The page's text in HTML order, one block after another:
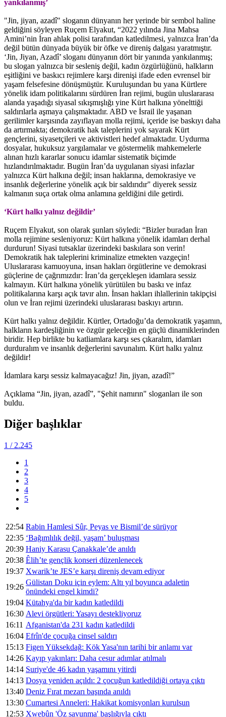
yankılanmış’
"Jin, jiyan, azadî" sloganın dünyanın her yerinde bir sembol haline
geldiğini söyleyen Ruçem Elyakut, “2022 yılında Jina Mahsa
Amini’nin İran ahlak polisi tarafından katledilmesi, yalnızca İran’da
değil bütün dünyada büyük bir öfke ve direniş dalgası yaratmıştır.
‘Jin, Jiyan, Azadî’ sloganı dünyanın dört bir yanında yankılanmış;
bu slogan yalnızca bir sesleniş değil, kadın özgürlüğünü, halkların
eşitliğini ve baskıcı rejimlere karşı direnişi ifade eden evrensel bir
yaşam felsefesine dönüşmüştür. Kuruluşundan bu yana Kürtlere
yönelik idam politikalarını sürdüren İran rejimi, bugün uluslararası
alanda yaşadığı siyasal sıkışmışlığı yine Kürt halkına yönelttiği
saldırılarla aşmaya çalışmaktadır. ABD ve İsrail ile yaşanan
gerilimler karşısında zayıflayan molla rejimi, içeride ise baskıyı daha
da artırmakta; demokratik hak taleplerini yok sayarak Kürt
gençlerini, siyasetçileri ve aktivistleri hedef almaktadır. Uydurma
dosyalar, hukuksuz yargılamalar ve göstermelik mahkemelerle
alınan hızlı kararlar sonucu idamlar sistematik biçimde
hızlandırılmaktadır. Bugün İran’da uygulanan siyasi infazlar
yalnızca Kürt halkına değil; insan haklarına, demokrasiye ve
insanlık değerlerine yönelik açık bir saldırıdır" diyerek sessiz
kalmanın suça ortak olma anlamına geldiğini dile getirdi.
‘Kürt halkı yalnız değildir’
Ruçem Elyakut, son olarak şunları söyledi: “Bizler buradan İran
molla rejimine sesleniyoruz: Kürt halkına yönelik idamları derhal
durdurun! Siyasi tutsaklar üzerindeki baskılara son verin!
Demokratik hak taleplerini kriminalize etmekten vazgeçin!
Uluslararası kamuoyuna, insan hakları örgütlerine ve demokrasi
güçlerine de çağrımızdır: İran’da gerçekleşen idamlara sessiz
kalmayın. Kürt halkına yönelik yürütülen bu baskı ve infaz
politikalarına karşı açık tavır alın. İnsan hakları ihlallerinin takipçisi
olun ve İran rejimi üzerindeki uluslararası baskıyı artırın.
Kürt halkı yalnız değildir. Kürtler, Ortadoğu’da demokratik yaşamın,
halkların kardeşliğinin ve özgür geleceğin en güçlü dinamiklerinden
biridir. Hep birlikte bu katliamlara karşı ses çıkaralım, idamları
durduralım ve insanlık değerlerini savunalım. Kürt halkı yalnız
değildir!
İdamlara karşı sessiz kalmayacağız! Jin, jiyan, azadî!”
Açıklama “Jin, jiyan, azadî”, "Şehit namırın" sloganları ile son
buldu.
Diğer başlıklar
1 / 2.245
1
2
3
4
5
22:54 Rabin Hamlesi Sûr, Peyas ve Bismil’de sürüyor
22:35 ‘Bağımlılık değil, yaşam’ buluşması
20:39 Haniy Karasu Çanakkale’de anıldı
20:38 Êlih’te gençlik konseri düzenlenecek
19:37 Xwarik’te JES’e karşı direniş devam ediyor
19:26
Gülistan Doku için eylem: Altı yıl boyunca adaletin
önündeki engel kimdi?
19:04 Kütahya'da bir kadın katledildi
16:30 Alevi örgütleri: Yasayı destekliyoruz
16:11 Afganistan'da 231 kadın katledildi
16:04 Efrîn'de çocuğa cinsel saldırı
15:13 Figen Yüksekdağ: Kök Yasa'nın tarihi bir anlamı var
14:26 Kayıp yakınları: Daha cesur adımlar atılmalı
14:14 Suriye'de 46 kadın yaşamını yitirdi
14:13 Dosya yeniden açıldı: 2 çocuğun katledildiği ortaya çıktı
13:40 Deniz Fırat mezarı başında anıldı
13:30 Cumartesi Anneleri: Hakikat komisyonları kurulsun
12:53 Xwebûn 'Öz savunma' başlığıyla çıktı